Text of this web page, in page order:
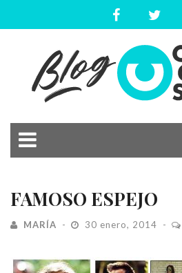
FAMOSO ESPEJO
MARÍA 30 enero, 2014